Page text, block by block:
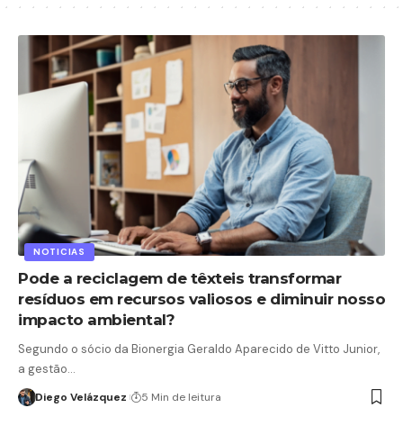
NOTICIAS
Pode a reciclagem de têxteis transformar
resíduos em recursos valiosos e diminuir nosso
impacto ambiental?
Segundo o sócio da Bionergia Geraldo Aparecido de Vitto Junior,
a gestão…
Diego Velázquez 5 Min de leitura